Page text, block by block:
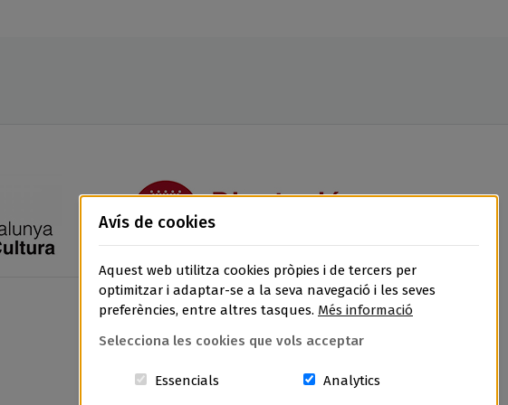
Avís de cookies
Aquest web utilitza cookies pròpies i de tercers per
optimitzar i adaptar-se a la seva navegació i les seves
preferències, entre altres tasques. Més informació
Selecciona les cookies que vols acceptar
Essencials Aquestes cookies són essencials per al lloc
Analytics